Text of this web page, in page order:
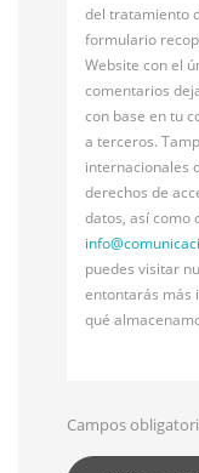
del tratamiento
formulario
Website con el
comentarios
con base en tu
a terceros.
internacionales
derechos de
datos, así como
info@
puedes visitar
entontarás más
qué
Campos